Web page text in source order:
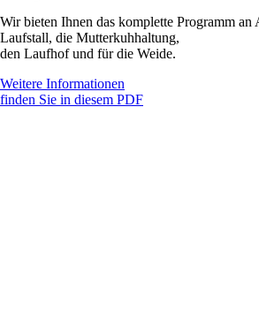
Wir bieten Ihnen das komplette Programm an
Laufstall, die Mutterkuhhaltung,
den Laufhof und für die Weide.
Weitere Informationen
finden Sie in diesem PDF